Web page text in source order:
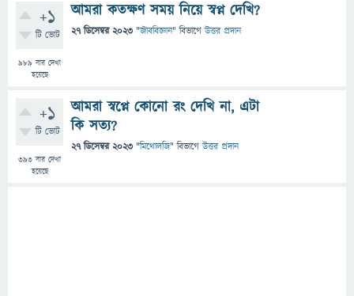
+1
টি ভোট
989 বার দেখা
হয়েছে
আমরা কতক্ষণ সময় নিয়ে স্বপ্ন দেখি?
27 ডিসেম্বর 2023 "জীববিজ্ঞান" বিভাগে উত্তর প্রদান
+1
টি ভোট
393 বার দেখা
হয়েছে
আমরা স্বপ্নে কোনো রং দেখি না, এটা
কি সত্য?
27 ডিসেম্বর 2023 "মিথোলজি" বিভাগে উত্তর প্রদান